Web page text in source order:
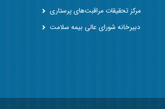
مرکز تحقیقات مراقبت‌های پرستاری
دبیرخانه شورای عالی بیمه سلامت